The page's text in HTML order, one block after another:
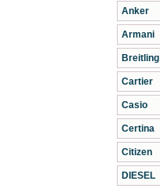
Anker
Armani
Breitling
Cartier
Casio
Certina
Citizen
DIESEL